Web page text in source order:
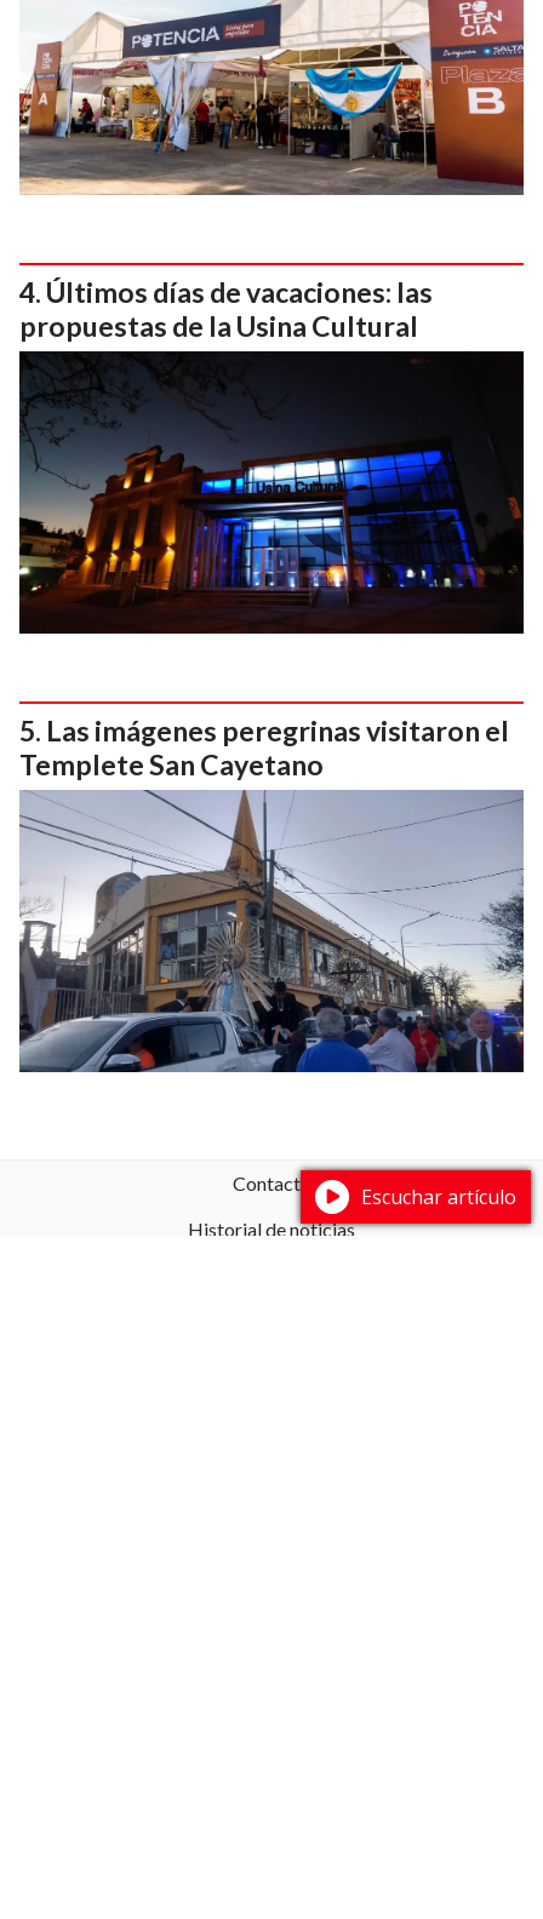
Últimos días de vacaciones: las
propuestas de la Usina Cultural
Las imágenes peregrinas visitaron el
Templete San Cayetano
Contacto
Historial de noticias
Escuchar artículo